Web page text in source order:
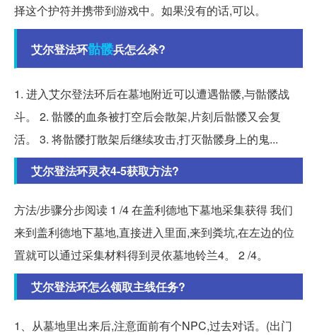
择这个护符并携带到游戏中。如果没有的话,可以。
艾尔登法环骷髅兵怎么杀?
1. 进入艾尔登法环后在墓地附近可以遭遇骷髅,与骷髅战
斗。 2. 骷髅的血条被打空后会散架,片刻后骷髅又会复
活。 3. 将骷髅打散架后继续攻击,打灭骷髅身上的鬼...
艾尔登法环灵衣4-5获取方法?
方法/步骤分步阅读 1 /4 在盖利德地下墓地采集获得 我们
来到盖利德地下墓地,直接进入里面,来到粪坑,在左边的位
置就可以通过采集材料得到灵依墓地铃兰4。 2 /4。
艾尔登法环怎么领取主线任务?
1、从墓地里出来后,注意面前有个NPC,过去对话。(出门